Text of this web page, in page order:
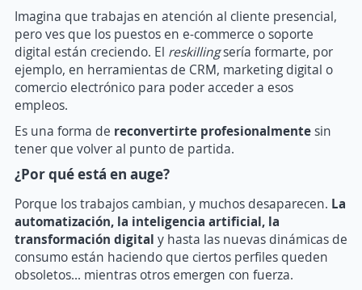
Imagina que trabajas en atención al cliente presencial,
pero ves que los puestos en e-commerce o soporte
digital están creciendo. El reskillingsería formarte, por
ejemplo, en herramientas de CRM, marketing digital o
comercio electrónico para poder acceder a esos
empleos.
Es una forma de reconvertirte profesionalmentesin
tener que volver al punto de partida.
¿Por qué está en auge?
Porque los trabajos cambian, y muchos desaparecen. La
automatización, la inteligencia artificial, la
transformación digital y hasta las nuevas dinámicas de
consumo están haciendo que ciertos perfiles queden
obsoletos… mientras otros emergen con fuerza.